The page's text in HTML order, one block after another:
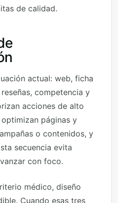
de calidad.
actual: web, ficha
competencia y
acciones de alto
páginas y
o contenidos, y
secuencia evita
con foco.
médico, diseño
Cuando esas tres